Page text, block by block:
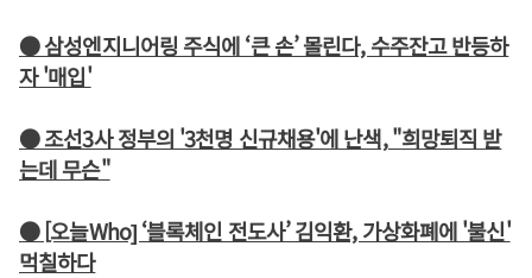
● 삼성엔지니어링 주식에 ‘큰 손’ 몰린다, 수주잔고 반등하
자 '매입'
● 조선3사 정부의 '3천명 신규채용'에 난색, "희망퇴직 받
는데 무슨"
● [오늘Who] ‘블록체인 전도사’ 김익환, 가상화폐에 '불신'
먹칠하다